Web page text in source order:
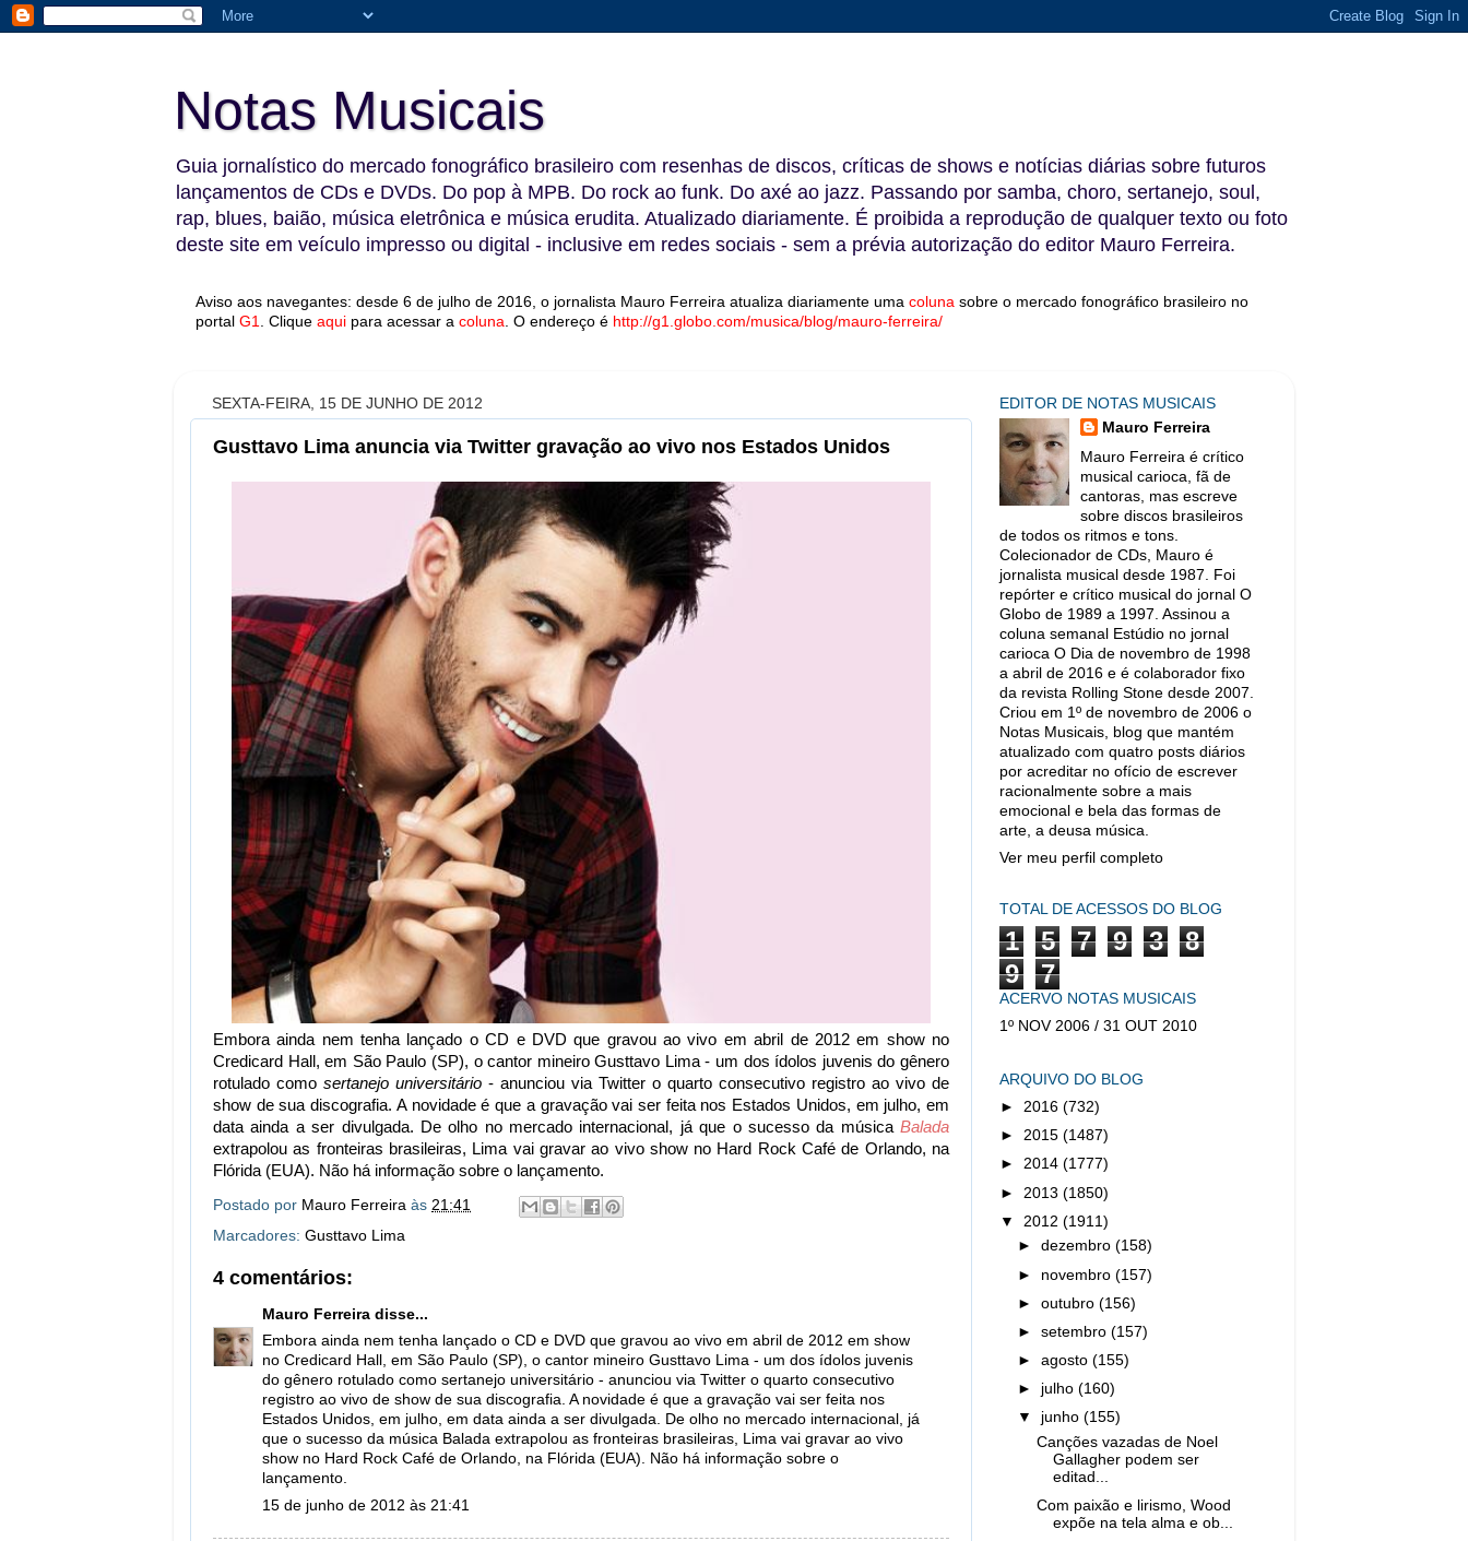
Notas Musicais
Guia jornalístico do mercado fonográfico brasileiro com resenhas de discos, críticas de shows e notícias diárias sobre futuros
lançamentos de CDs e DVDs. Do pop à MPB. Do rock ao funk. Do axé ao jazz. Passando por samba, choro, sertanejo, soul,
rap, blues, baião, música eletrônica e música erudita. Atualizado diariamente. É proibida a reprodução de qualquer texto ou foto
deste site em veículo impresso ou digital - inclusive em redes sociais - sem a prévia autorização do editor Mauro Ferreira.
Aviso aos navegantes: desde 6 de julho de 2016, o jornalista Mauro Ferreira atualiza diariamente uma coluna sobre o mercado fonográfico brasileiro no
portal G1 Clique aqui para acessar a coluna O endereço é http://g1.globo.com/musica/blog/mauro-ferreira/
SEXTA-FEIRA, 15 DE JUNHO DE 2012
Gusttavo Lima anuncia via Twitter gravação ao vivo nos Estados Unidos
Embora ainda nem tenha lançado o CD e DVD que gravou ao vivo em abril de 2012 em show no
Credicard Hall, em São Paulo (SP), o cantor mineiro Gusttavo Lima - um dos ídolos juvenis do gênero
rotulado como sertanejo universitário - anunciou via Twitter o quarto consecutivo registro ao vivo de
show de sua discografia. A novidade é que a gravação vai ser feita nos Estados Unidos, em julho, em
data ainda a ser divulgada. De olho no mercado internacional, já que o sucesso da música Balada
extrapolou as fronteiras brasileiras, Lima vai gravar ao vivo show no Hard Rock Café de Orlando, na
Flórida (EUA). Não há informação sobre o lançamento.
Postado por Mauro Ferreira às 21:41
Marcadores: Gusttavo Lima
4 comentários:
Mauro Ferreira disse...
Embora ainda nem tenha lançado o CD e DVD que gravou ao vivo em abril de 2012 em show
no Credicard Hall, em São Paulo (SP), o cantor mineiro Gusttavo Lima - um dos ídolos juvenis
do gênero rotulado como sertanejo universitário - anunciou via Twitter o quarto consecutivo
registro ao vivo de show de sua discografia. A novidade é que a gravação vai ser feita nos
Estados Unidos, em julho, em data ainda a ser divulgada. De olho no mercado internacional, já
que o sucesso da música Balada extrapolou as fronteiras brasileiras, Lima vai gravar ao vivo
show no Hard Rock Café de Orlando, na Flórida (EUA). Não há informação sobre o
lançamento.
15 de junho de 2012 às 21:41
EDITOR DE NOTAS MUSICAIS
Mauro Ferreira
Mauro Ferreira é crítico
musical carioca, fã de
cantoras, mas escreve
sobre discos brasileiros
de todos os ritmos e tons.
Colecionador de CDs, Mauro é
jornalista musical desde 1987. Foi
repórter e crítico musical do jornal O
Globo de 1989 a 1997. Assinou a
coluna semanal Estúdio no jornal
carioca O Dia de novembro de 1998
a abril de 2016 e é colaborador fixo
da revista Rolling Stone desde 2007.
Criou em 1º de novembro de 2006 o
Notas Musicais, blog que mantém
atualizado com quatro posts diários
por acreditar no ofício de escrever
racionalmente sobre a mais
emocional e bela das formas de
arte, a deusa música.
Ver meu perfil completo
TOTAL DE ACESSOS DO BLOG
1 5 7 9 3
8
9
7
ACERVO NOTAS MUSICAIS
1º NOV 2006 / 31 OUT 2010
ARQUIVO DO BLOG
► 2016 (732)
► 2015 (1487)
► 2014 (1777)
► 2013 (1850)
▼ 2012 (1911)
►dezembro(158)
► novembro(157)
►outubro(156)
►setembro(157)
►agosto(155)
► julho(160)
▼ junho(155)
Canções vazadas de Noel
Gallagher podem ser
editad...
Com paixão e lirismo, Wood
expõe na tela alma e ob...